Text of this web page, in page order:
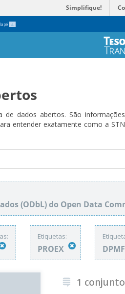
4
Simplifique!
de dados abertos. São
entender exatamente como a
(ODbL) do Open Data
Etiquetas:
PROEX
1